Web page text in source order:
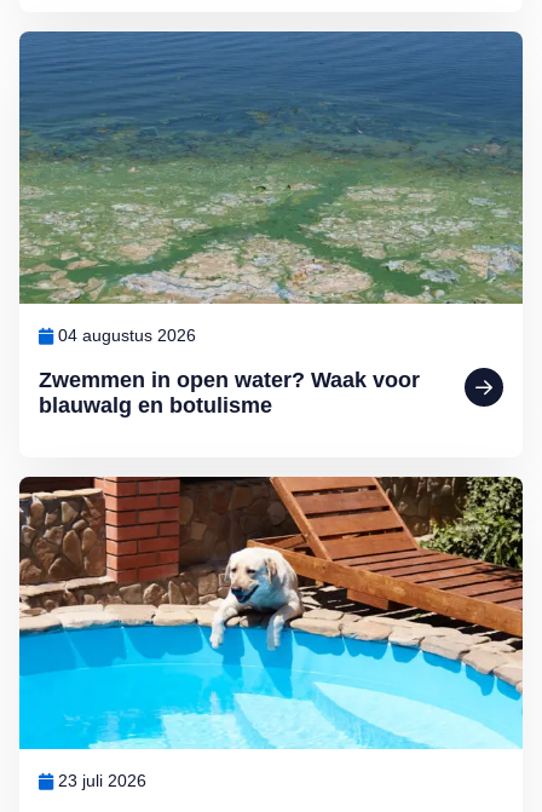
Zwemmen in open water? Waak voor
blauwalg en botulisme
04 augustus 2026
Lees meer over Zwemmen in open water? Waak voor blauwalg en
23 juli 2026
Lees meer over De hondsdagen zijn begonnen: waarom voedsel